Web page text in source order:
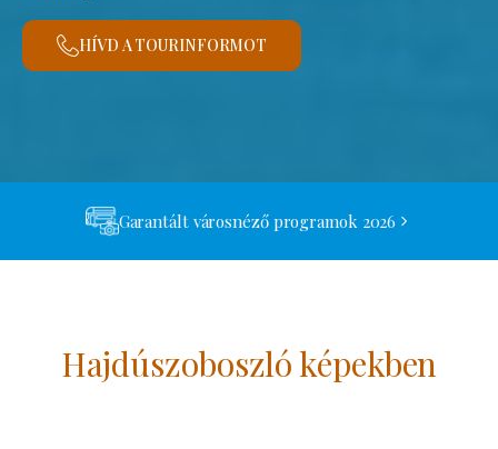
HÍVD A TOURINFORMOT
Garantált városnéző programok 2026
Hajdúszoboszló képekben